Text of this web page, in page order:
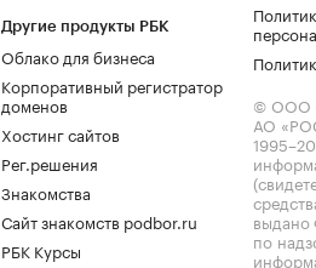
Другие продукты РБК
Облако для бизнеса
Корпоративный регистратор
доменов
Хостинг сайтов
Рег.решения
Знакомства
Сайт знакомств podbor.ru
РБК Курсы
© ООО
АО
выдано
по